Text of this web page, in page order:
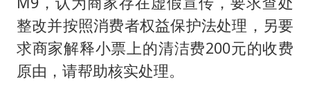
整改并按照消费者权益保护法处理，另要
求商家解释小票上的清洁费200元的收费
原由，请帮助核实处理。